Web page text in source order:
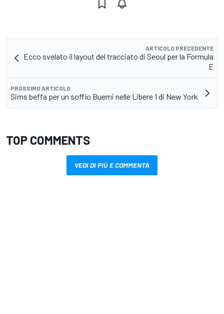
ARTICOLO PRECEDENTE
Ecco svelato il layout del tracciato di Seoul per la Formula
E
PROSSIMO ARTICOLO
Sims beffa per un soffio Buemi nelle Libere 1 di New York
TOP COMMENTS
VEDI DI PIÙ E COMMENTA